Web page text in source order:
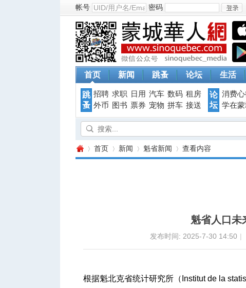
帐号 密码
登
录
首页 新闻 跳蚤 论坛 生活
跳
蚤
招聘 求职 日用 汽车 数码 租房
外币
图书 票券 宠物 拼车 接送
论
坛
消费
学在
首页 新闻 魁省新闻 查看内容
魁省人口未
发布时间: 2025-7-30 14:50 |
根据魁北克省统计研究所（Institut de la